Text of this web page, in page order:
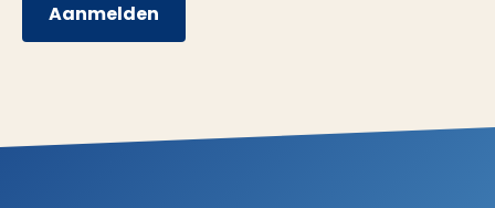
Aanmelden